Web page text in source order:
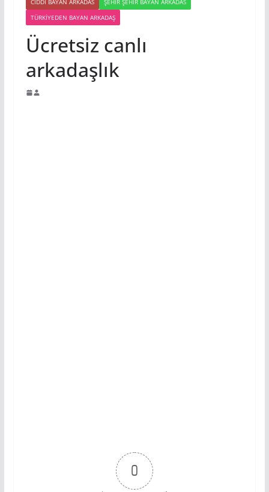
TÜRKIYEDEN BAYAN ARKADAŞ
Ücretsiz canlı
arkadaşlık
0